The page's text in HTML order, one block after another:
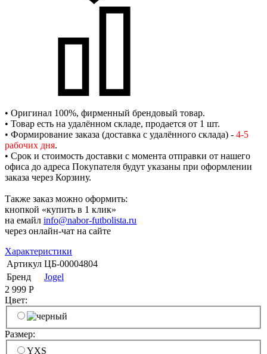
• Оригинал 100%, фирменный брендовый товар.
• Товар есть на удалённом складе, продается от 1 шт.
• Формирование заказа (доставка с удалённого склада) - 4-5
рабочих дня.
• Срок и стоимость доставки с момента отправки от нашего
офиса до адреса Покупателя будут указаны при оформлении
заказа через Корзину.
Также заказ можно оформить:
кнопкой «купить в 1 клик»
на емайл info@nabor-futbolista.ru
через онлайн-чат на сайте
Характеристики
Артикул ЦБ-00004804
Бренд
Jogel
2 999 Р
Цвет:
Размер:
YXS